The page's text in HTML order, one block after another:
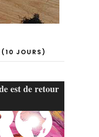
(10 JOURS)
est de retour